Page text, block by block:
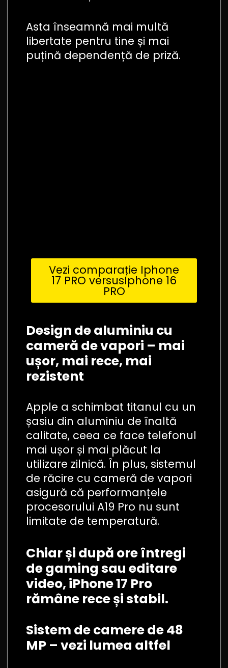
Asta înseamnă mai multă
libertate pentru tine și mai
puțină dependență de priză.
Vezi comparație Iphone
17 PRO versusIphone 16
PRO
Design de aluminiu cu
cameră de vapori – mai
ușor, mai rece, mai
rezistent
Apple a schimbat titanul cu un
șasiu din aluminiu de înaltă
calitate, ceea ce face telefonul
mai ușor și mai plăcut la
utilizare zilnică. În plus, sistemul
de răcire cu cameră de vapori
asigură că performanțele
procesorului A19 Pro nu sunt
limitate de temperatură.
Chiar și după ore întregi
de gaming sau editare
video, iPhone 17 Pro
rămâne rece și stabil.
Sistem de camere de 48
MP – vezi lumea altfel